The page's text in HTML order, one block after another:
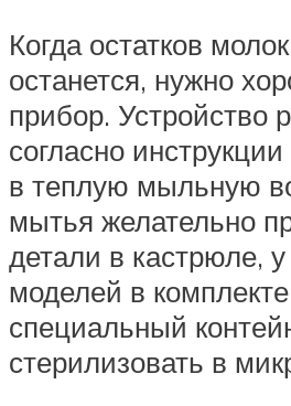
Когда остатков
останется, нужно
прибор. Устройство
согласно
в теплую мыльную
мытья желательно
детали в кастрюле,
моделей в
специальный
стерилизовать в